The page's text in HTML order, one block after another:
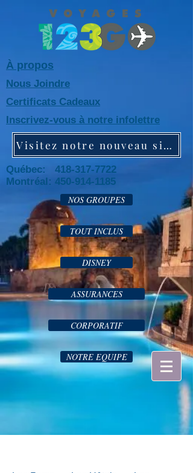
À propos
Nous Joindre
Certificats Cadeaux
Inscrivez-vous à notre infolettre
Visitez notre nouveau site web!
Québec: 418-317-7722
Montréal: 450-914-1185
NOS GROUPES
TOUT INCLUS
DISNEY
ASSURANCES
CORPORATIF
NOTRE EQUIPE